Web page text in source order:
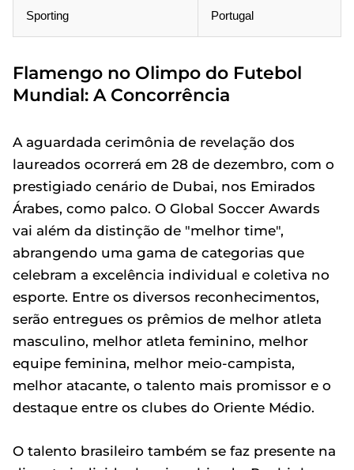
Sporting Portugal
Flamengo no Olimpo do Futebol
Mundial: A Concorrência
A aguardada cerimônia de revelação dos
laureados ocorrerá em 28 de dezembro, com o
prestigiado cenário de Dubai, nos Emirados
Árabes, como palco. O Global Soccer Awards
vai além da distinção de "melhor time",
abrangendo uma gama de categorias que
celebram a excelência individual e coletiva no
esporte. Entre os diversos reconhecimentos,
serão entregues os prêmios de melhor atleta
masculino, melhor atleta feminino, melhor
equipe feminina, melhor meio-campista,
melhor atacante, o talento mais promissor e o
destaque entre os clubes do Oriente Médio.
O talento brasileiro também se faz presente na